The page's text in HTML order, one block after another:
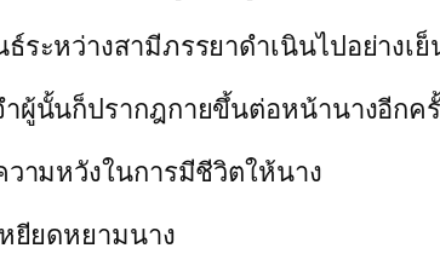
ะหว่างสามีภรรยาดำเนินไปอย่างเ
ผู้นั้นก็ปรากฎกายขึ้นต่อหน้านางอีกค
ามหวังในการมีชีวิตให้นาง
ยียดหยามนาง